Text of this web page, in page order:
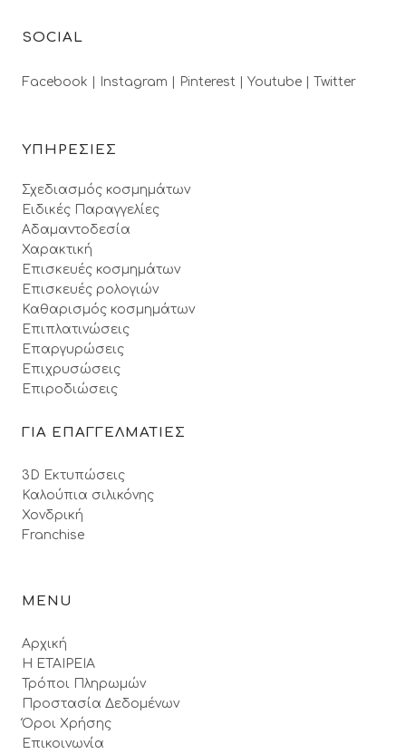
SOCIAL
Facebook | Instagram | Pinterest | Youtube | Twitter
ΥΠΗΡΕΣΙΕΣ
Σχεδιασμός κοσμημάτων
Ειδικές Παραγγελίες
Αδαμαντοδεσία
Χαρακτική
Επισκευές κοσμημάτων
Επισκευές ρολογιών
Καθαρισμός κοσμημάτων
Επιπλατινώσεις
Επαργυρώσεις
Επιχρυσώσεις
Επιροδιώσεις
ΓΙΑ ΕΠΑΓΓΕΛΜΑΤΙΕΣ
3D Εκτυπώσεις
Καλούπια σιλικόνης
Χονδρική
Franchise
MENU
Αρχική
Η ΕΤΑΙΡΕΙΑ
Τρόποι Πληρωμών
Προστασία Δεδομένων
Όροι Xρήσης
Επικοινωνία